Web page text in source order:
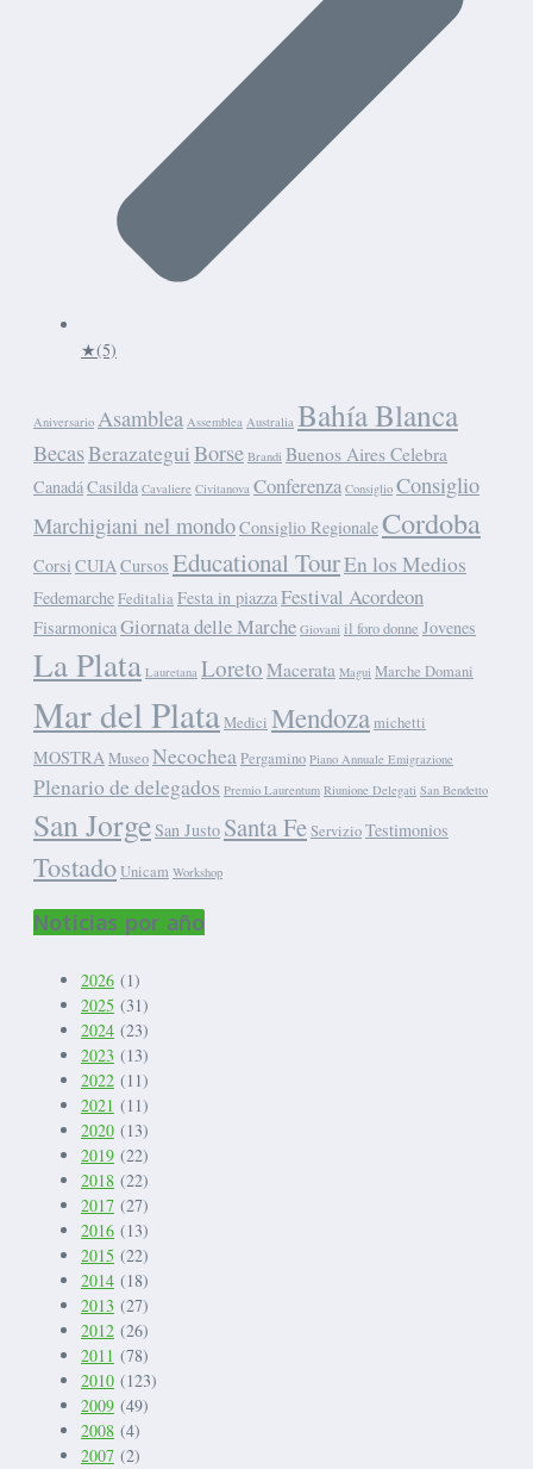
★(5)
Aniversario Asamblea Assemblea Australia Bahía Blanca
BecasBerazateguiBorse Brandi Buenos Aires Celebra
CanadáCasilda Cavaliere Civitanova Conferenza Consiglio Consiglio
Marchigiani nel mondoConsiglio RegionaleCordoba
Corsi CUIACursos Educational TourEn los Medios
FedemarcheFeditaliaFesta in piazzaFestival Acordeon
FisarmonicaGiornata delle Marche Giovani il foro donne Jovenes
La Plata Lauretana Loreto Macerata Magui Marche Domani
Mar del PlataMedici Mendozamichetti
MOSTRAMuseoNecocheaPergamino Piano Annuale Emigrazione
Plenario de delegados Premio Laurentum Riunione Delegati San Bendetto
San JorgeSan Justo Santa FeServizioTestimonios
TostadoUnicam Workshop
Noticias por año
2026 (1)
2025 (31)
2024 (23)
2023 (13)
2022 (11)
2021 (11)
2020 (13)
2019 (22)
2018 (22)
2017 (27)
2016 (13)
2015 (22)
2014 (18)
2013 (27)
2012 (26)
2011 (78)
2010 (123)
2009 (49)
2008 (4)
2007 (2)